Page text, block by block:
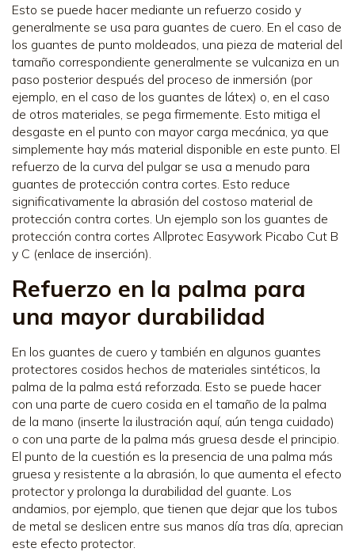
Esto se puede hacer mediante un refuerzo cosido y
generalmente se usa para guantes de cuero. En el caso de
los guantes de punto moldeados, una pieza de material del
tamaño correspondiente generalmente se vulcaniza en un
paso posterior después del proceso de inmersión (por
ejemplo, en el caso de los guantes de látex) o, en el caso
de otros materiales, se pega firmemente. Esto mitiga el
desgaste en el punto con mayor carga mecánica, ya que
simplemente hay más material disponible en este punto. El
refuerzo de la curva del pulgar se usa a menudo para
guantes de protección contra cortes. Esto reduce
significativamente la abrasión del costoso material de
protección contra cortes. Un ejemplo son los guantes de
protección contra cortes Allprotec Easywork Picabo Cut B
y C (enlace de inserción).
Refuerzo en la palma para
una mayor durabilidad
En los guantes de cuero y también en algunos guantes
protectores cosidos hechos de materiales sintéticos, la
palma de la palma está reforzada. Esto se puede hacer
con una parte de cuero cosida en el tamaño de la palma
de la mano (inserte la ilustración aquí, aún tenga cuidado)
o con una parte de la palma más gruesa desde el principio.
El punto de la cuestión es la presencia de una palma más
gruesa y resistente a la abrasión, lo que aumenta el efecto
protector y prolonga la durabilidad del guante. Los
andamios, por ejemplo, que tienen que dejar que los tubos
de metal se deslicen entre sus manos día tras día, aprecian
este efecto protector.